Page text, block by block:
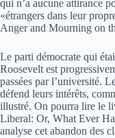
qui n’a aucune attirance
«étrangers dans leur
Anger and Mourning on
Le parti démocrate qui
Roosevelt est
passées par l’université.
défend leurs intérêts,
illustré. On pourra lire le
Liberal: Or, What Ever
analyse cet abandon des